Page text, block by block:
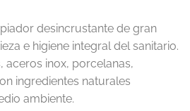
desincrustante de gran
e higiene integral del sanitario.
aceros inox, porcelanas,
ingredientes naturales
ambiente.